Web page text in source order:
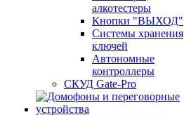
алкотестеры
Кнопки "ВЫХОД"
Системы хранения
ключей
Автономные
контроллеры
СКУД Gate-Pro